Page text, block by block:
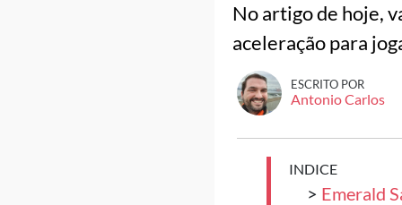
No artigo de hoje,
aceleração para
ESCRITO POR
Antonio Carlos
INDICE
> Emerald